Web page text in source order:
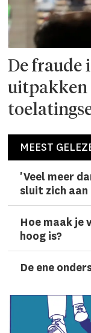
De fraude
uitpakken
MEEST
'Veel meer
sluit zich aan
Hoe maak je
hoog is?
De ene